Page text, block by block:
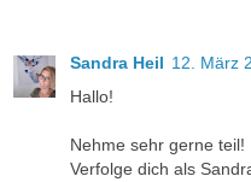
Sandra Heil 12. März
Hallo!
Nehme sehr gerne teil!
Verfolge dich als